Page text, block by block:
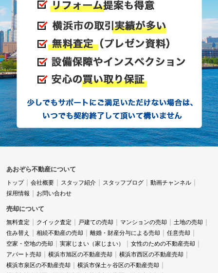
あおぞら不動産について
トップ 会社概要 スタッフ紹介 スタッフブログ
動画チャンネル
採用情報
お問い合わせ
売却について
無料査定 クイック査定 戸建ての売却 マンションの売却
土地の売却
住み替え
相続不動産の売却 離婚・財産分与による売却
任意売却
空家・空地の売却
実家じまい（家じまい）
女性のための不動産売却
アパート売却
横浜市旭区の不動産売却
横浜市西区の不動産売却
横浜市泉区の不動産売却
横浜市保土ヶ谷区の不動産売却